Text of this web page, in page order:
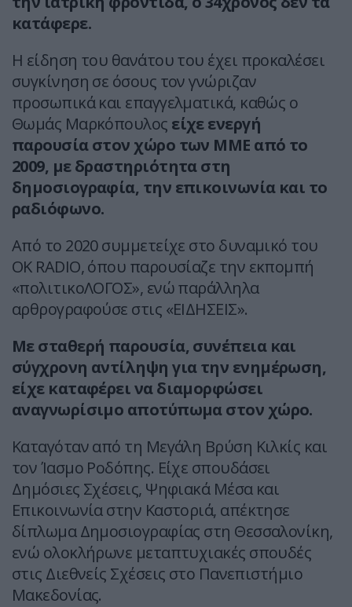
κατάφερε.
Η είδηση του θανάτου του έχει προκαλέσει
συγκίνηση σε όσους τον γνώριζαν
προσωπικά και επαγγελματικά, καθώς ο
Θωμάς Μαρκόπουλος είχε ενεργή
παρουσία στον χώρο των ΜΜΕ από το
2009, με δραστηριότητα στη
δημοσιογραφία, την επικοινωνία και το
ραδιόφωνο.
Από το 2020 συμμετείχε στο δυναμικό του
OK RADIO, όπου παρουσίαζε την εκπομπή
«πολιτικοΛΟΓΟΣ», ενώ παράλληλα
αρθρογραφούσε στις «ΕΙΔΗΣΕΙΣ».
Με σταθερή παρουσία, συνέπεια και
σύγχρονη αντίληψη για την ενημέρωση,
είχε καταφέρει να διαμορφώσει
αναγνωρίσιμο αποτύπωμα στον χώρο.
Καταγόταν από τη Μεγάλη Βρύση Κιλκίς και
τον Ίασμο Ροδόπης. Είχε σπουδάσει
Δημόσιες Σχέσεις, Ψηφιακά Μέσα και
Επικοινωνία στην Καστοριά, απέκτησε
δίπλωμα Δημοσιογραφίας στη Θεσσαλονίκη,
ενώ ολοκλήρωνε μεταπτυχιακές σπουδές
στις Διεθνείς Σχέσεις στο Πανεπιστήμιο
Μακεδονίας.